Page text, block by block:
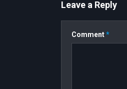
Leave a Reply
Comment*